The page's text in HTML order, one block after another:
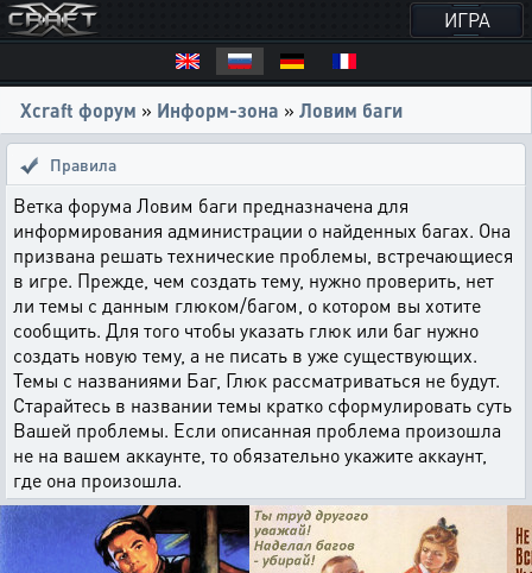
ИГРА
Xcraft форум » Информ-зона » Ловим баги
Правила
Ветка форума Ловим баги предназначена для
информирования администрации о найденных багах. Она
призвана решать технические проблемы, встречающиеся
в игре. Прежде, чем создать тему, нужно проверить, нет
ли темы с данным глюком/багом, о котором вы хотите
сообщить. Для того чтобы указать глюк или баг нужно
создать новую тему, а не писать в уже существующих.
Темы с названиями Баг, Глюк рассматриваться не будут.
Старайтесь в названии темы кратко сформулировать суть
Вашей проблемы. Если описанная проблема произошла
не на вашем аккаунте, то обязательно укажите аккаунт,
где она произошла.